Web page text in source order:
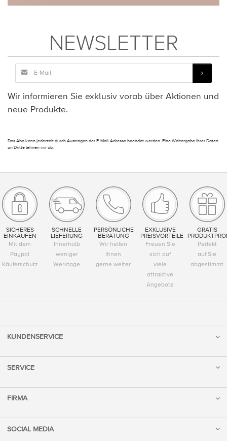
NEWSLETTER
Wir informieren Sie exklusiv vorab über Aktionen und
neue Produkte.
Das Abo kann jederzeit durch Austragen der E-Mail-Adresse beendet werden. Eine Weitergabe Ihrer Daten
an Dritte lehnen wir ab.
SICHERES
EINKAUFEN
Mit dem
Paypal
Käuferschutz
SCHNELLE
LIEFERUNG
Innerhalb
weniger
Werktage
PERSÖNLICHE
BERATUNG
Wir helfen
Ihnen
gerne weiter
EXKLUSIVE
PREISVORTEILE
Freuen Sie
sich auf
viele
attraktive
Angebote
GRATIS
Perfekt
auf Sie
abgestimmt
KUNDENSERVICE
SERVICE
FIRMA
SOCIAL MEDIA